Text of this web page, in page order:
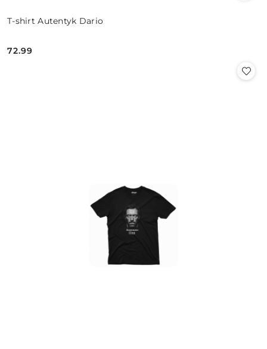
T-shirt Autentyk Dario
Cena:
72.99